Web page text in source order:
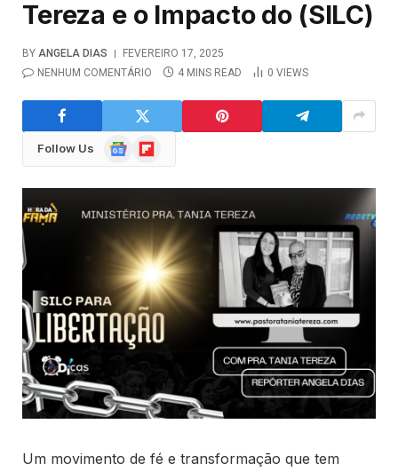
Tereza e o Impacto do (SILC)
BY ANGELA DIAS
FEVEREIRO 17, 2025
NENHUM COMENTÁRIO
4 MINS READ 0 VIEWS
Follow Us
GoogleFlipboard
Um movimento de fé e transformação que tem